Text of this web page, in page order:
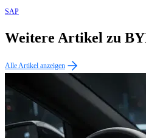
SAP
Weitere Artikel zu
Alle Artikel anzeigen